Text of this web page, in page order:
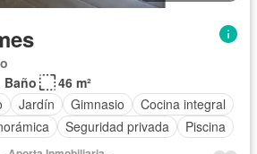
Baño
46 m²
Jardín Gimnasio
Cocina integral
Seguridad privada Piscina